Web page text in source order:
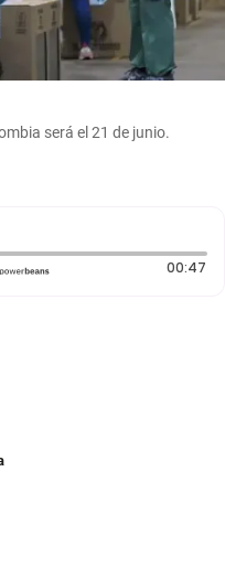
será el 21 de junio.
0 segundos 00:47